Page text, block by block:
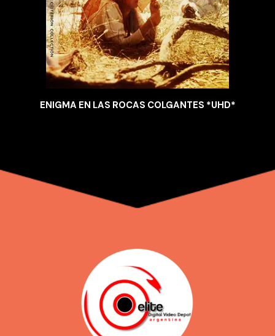
ENIGMA EN LAS ROCAS COLGANTES *UHD*